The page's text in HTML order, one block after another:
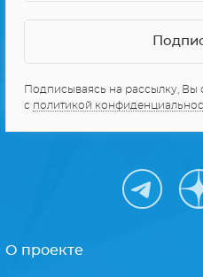
Подписываясь на рассылку, Вы
с политикой
О проекте